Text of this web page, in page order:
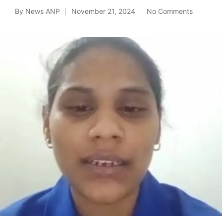
Posted
By News ANP November 21, 2024 No Comments